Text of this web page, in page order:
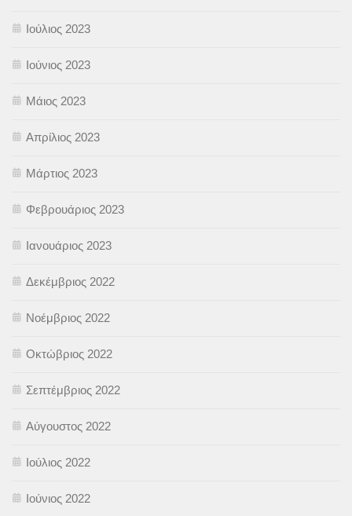
Ιούλιος 2023
Ιούνιος 2023
Μάιος 2023
Απρίλιος 2023
Μάρτιος 2023
Φεβρουάριος 2023
Ιανουάριος 2023
Δεκέμβριος 2022
Νοέμβριος 2022
Οκτώβριος 2022
Σεπτέμβριος 2022
Αύγουστος 2022
Ιούλιος 2022
Ιούνιος 2022